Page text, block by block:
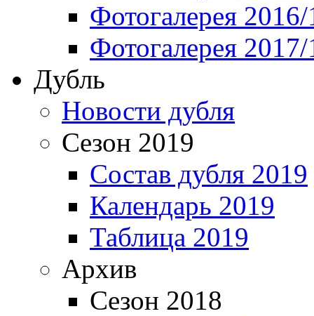
Фотогалерея
Фотогалерея
Дубль
Новости дубля
Сезон 2019
Состав дубля 2019
Календарь 2019
Таблица 2019
Архив
Сезон 2018